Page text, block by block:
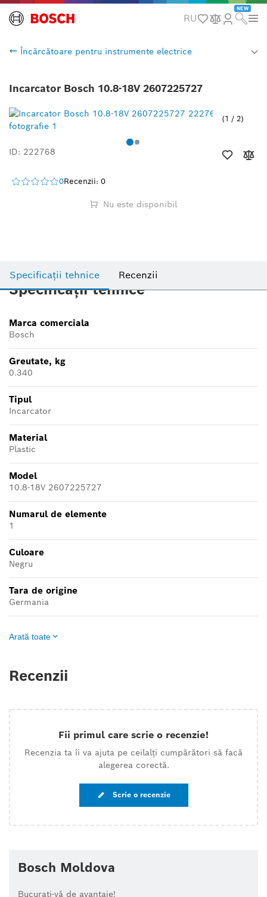
RU
NEW
Încărcătoare pentru instrumente electrice
Incarcator Bosch 10.8-18V 2607225727
1 / 2
ID: 222768
0Recenzii: 0
Nu este disponibil
Specificații tehnice Recenzii
Specificații tehnice
Marca comerciala
Bosch
Greutate, kg
0.340
Tipul
Incarcator
Material
Plastic
Model
10.8-18V 2607225727
Numarul de elemente
1
Culoare
Negru
Tara de origine
Germania
Arată toate
Recenzii
Fii primul care scrie o recenzie!
Recenzia ta îi va ajuta pe ceilalți cumpărători să facă
alegerea corectă.
Scrie o recenzie
Bosch Moldova
Bucurați-vă de avantaje!